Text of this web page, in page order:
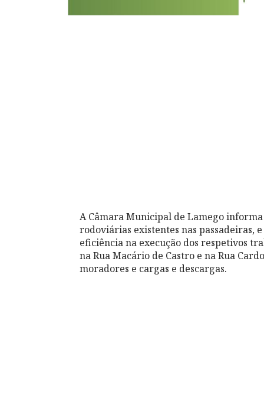
A Câmara Municipal de Lamego
rodoviárias existentes nas passadeiras,
eficiência na execução dos respetivos
na Rua Macário de Castro e na Rua
moradores e cargas e descargas.